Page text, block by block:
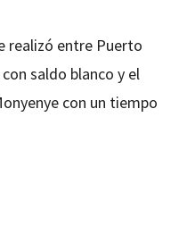
realizó entre Puerto
saldo blanco y el
con un tiempo